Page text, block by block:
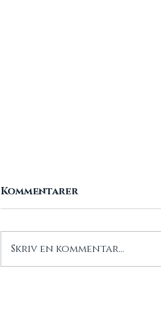
Kommentarer
Skriv en kommentar...